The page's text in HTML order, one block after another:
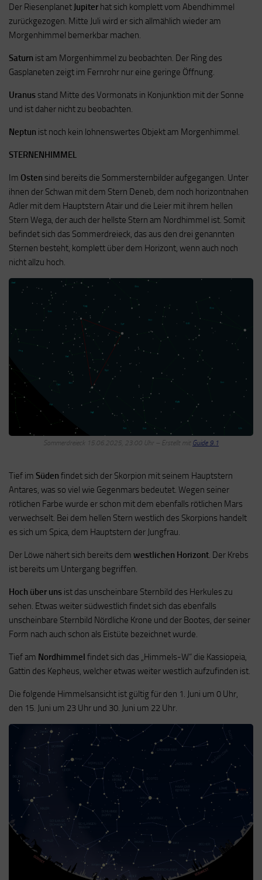
Der Riesenplanet Jupiter hat sich komplett vom Abendhimmel
zurückgezogen. Mitte Juli wird er sich allmählich wieder am
Morgenhimmel bemerkbar machen.
Saturn ist am Morgenhimmel zu beobachten. Der Ring des
Gasplaneten zeigt im Fernrohr nur eine geringe Öffnung.
Uranus stand Mitte des Vormonats in Konjunktion mit der Sonne
und ist daher nicht zu beobachten.
Neptun ist noch kein lohnenswertes Objekt am Morgenhimmel.
STERNENHIMMEL
Im Osten sind bereits die Sommersternbilder aufgegangen. Unter
ihnen der Schwan mit dem Stern Deneb, dem noch horizontnahen
Adler mit dem Hauptstern Atair und die Leier mit ihrem hellen
Stern Wega, der auch der hellste Stern am Nordhimmel ist. Somit
befindet sich das Sommerdreieck, das aus den drei genannten
Sternen besteht, komplett über dem Horizont, wenn auch noch
nicht allzu hoch.
Sommerdreieck 15.06.2025, 23:00 Uhr – Erstellt mit Guide 9.1
Tief im Süden findet sich der Skorpion mit seinem Hauptstern
Antares, was so viel wie Gegenmars bedeutet. Wegen seiner
rötlichen Farbe wurde er schon mit dem ebenfalls rötlichen Mars
verwechselt. Bei dem hellen Stern westlich des Skorpions handelt
es sich um Spica, dem Hauptstern der Jungfrau.
Der Löwe nähert sich bereits dem westlichen Horizont. Der Krebs
ist bereits um Untergang begriffen.
Hoch über uns ist das unscheinbare Sternbild des Herkules zu
sehen. Etwas weiter südwestlich findet sich das ebenfalls
unscheinbare Sternbild Nördliche Krone und der Bootes, der seiner
Form nach auch schon als Eistüte bezeichnet wurde.
Tief am Nordhimmel findet sich das „Himmels-W“ die Kassiopeia,
Gattin des Kepheus, welcher etwas weiter westlich aufzufinden ist.
Die folgende Himmelsansicht ist gültig für den 1. Juni um 0 Uhr,
den 15. Juni um 23 Uhr und 30. Juni um 22 Uhr.